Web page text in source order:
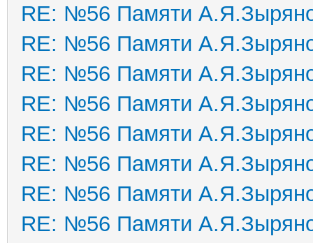
RE: №56 Памяти
RE: №56 Памяти
RE: №56 Памяти
RE: №56 Памяти
RE: №56 Памяти
RE: №56 Памяти
RE: №56 Памяти
RE: №56 Памяти